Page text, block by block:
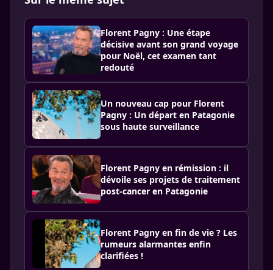
Florent Pagny : Une étape
décisive avant son grand voyage
pour Noël, cet examen tant
redouté
Un nouveau cap pour Florent
Pagny : Un départ en Patagonie
sous haute surveillance
Florent Pagny en rémission : il
dévoile ses projets de traitement
post-cancer en Patagonie
Florent Pagny en fin de vie ? Les
rumeurs alarmantes enfin
clarifiées !